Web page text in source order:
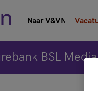
Naar V&VN
BSL